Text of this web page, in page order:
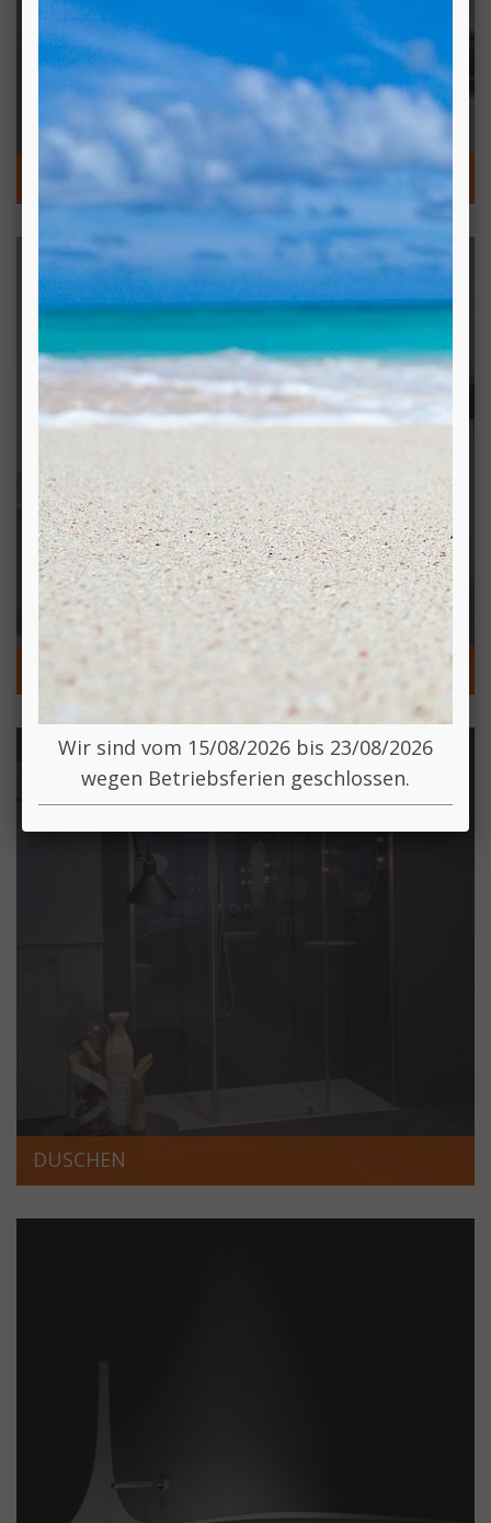
ARMATUREN
BADEWANNEN
DUSCHEN
Wir sind vom 15/08/2026 bis 23/08/2026
wegen Betriebsferien geschlossen.